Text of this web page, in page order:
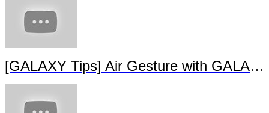
[GALAXY Tips] Air Gesture with GALAXY S4